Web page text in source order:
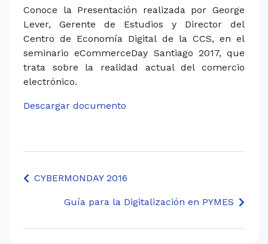
Conoce la Presentación realizada por George
Lever, Gerente de Estudios y Director del
Centro de Economía Digital de la CCS, en el
seminario eCommerceDay Santiago 2017, que
trata sobre la realidad actual del comercio
electrónico.
Descargar documento
CYBERMONDAY 2016
Guía para la Digitalización en PYMES